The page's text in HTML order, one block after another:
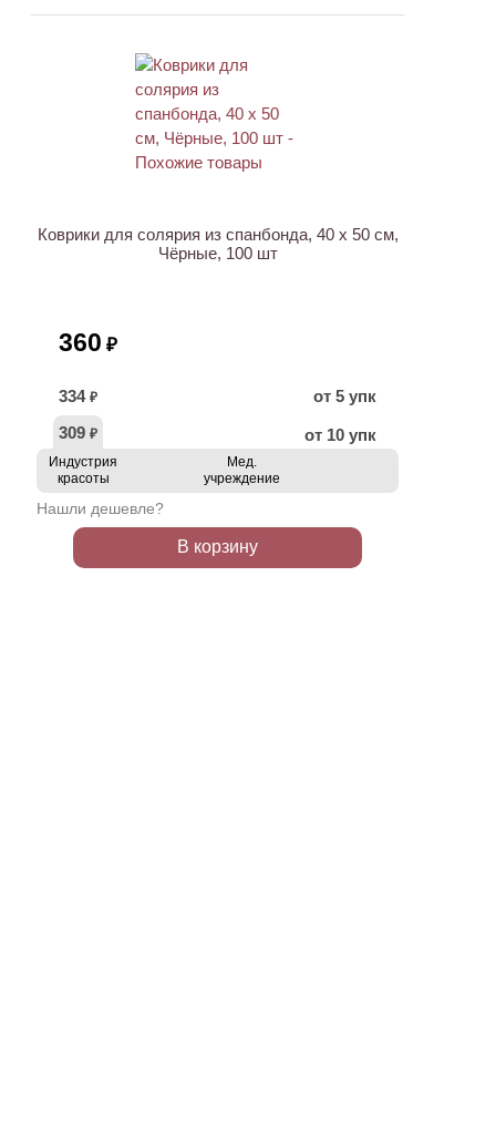
Коврики для солярия из спанбонда, 40 х 50 см,
Чёрные, 100 шт
360 ₽
334 ₽
от 5 упк
309 ₽ от 10 упк
Индустрия
красоты
Мед.
учреждение
Нашли дешевле?
В корзину